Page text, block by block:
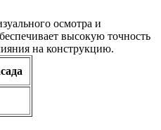
осмотра и
высокую точность
на конструкцию.